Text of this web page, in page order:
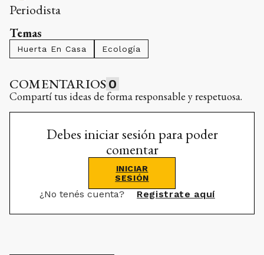
Periodista
Temas
Huerta En Casa Ecología
COMENTARIOS 0
Compartí tus ideas de forma responsable y respetuosa.
Debes iniciar sesión para poder
comentar
INICIAR
SESIÓN
¿No tenés cuenta? Registrate aquí